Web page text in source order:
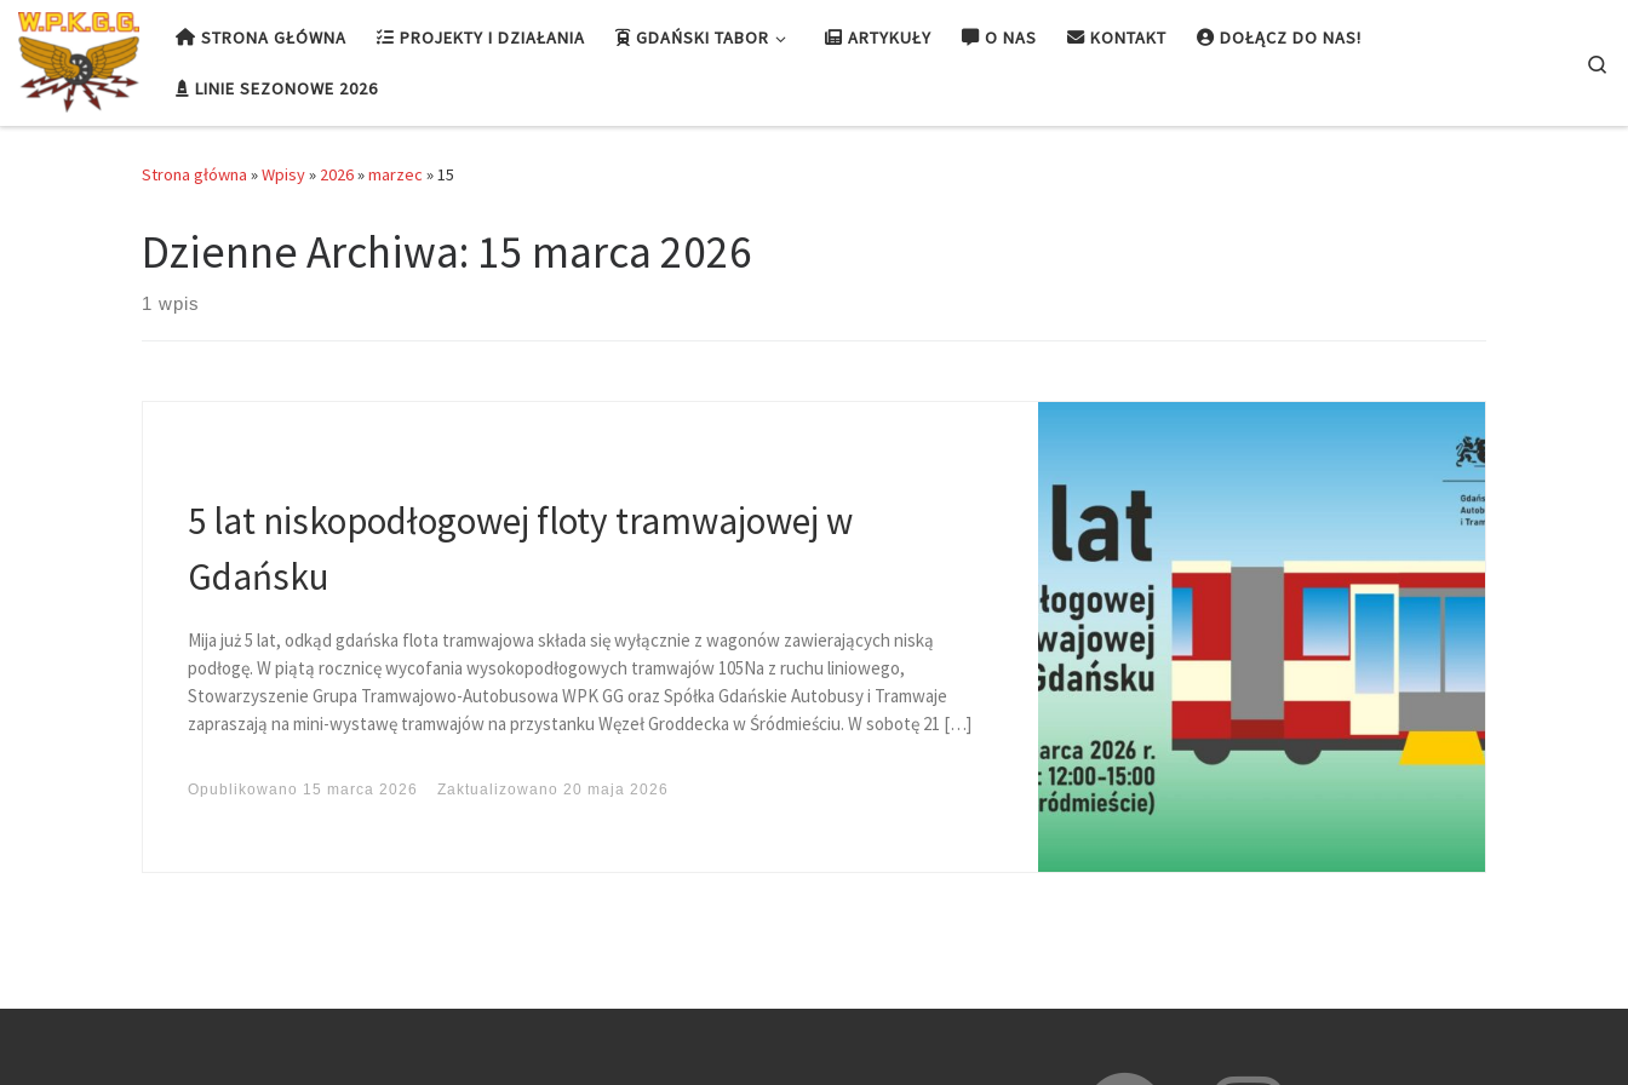
Przejdź do treści STRONA GŁÓWNA PROJEKTY I DZIAŁANIA GDAŃSKI TABOR ARTYKUŁY O NAS KONTAKT DOŁĄCZ DO NAS!
LINIE SEZONOWE 2026
Strona główna »Wpisy» 2026»marzec »15
Dzienne Archiwa: 15 marca 2026
1 wpis
5 lat niskopodłogowej floty tramwajowej w
Gdańsku
Mija już 5 lat, odkąd gdańska flota tramwajowa składa się wyłącznie z wagonów zawierających niską
podłogę. W piątą rocznicę wycofania wysokopodłogowych tramwajów 105Na z ruchu liniowego,
Stowarzyszenie Grupa Tramwajowo-Autobusowa WPK GG oraz Spółka Gdańskie Autobusy i Tramwaje
zapraszają na mini-wystawę tramwajów na przystanku Węzeł Groddecka w Śródmieściu. W sobotę 21 […]
Opublikowano 15 marca 2026 Zaktualizowano 20 maja 2026